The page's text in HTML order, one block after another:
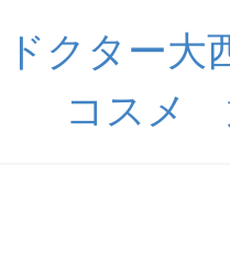
ドクター
コスメ